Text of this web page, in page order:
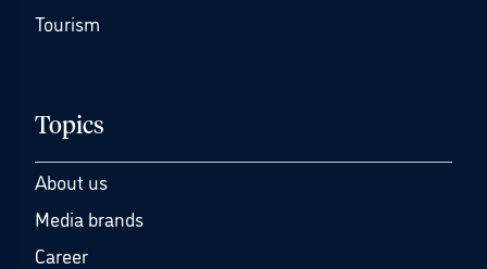
Tourism
Topics
About us
Media brands
Career